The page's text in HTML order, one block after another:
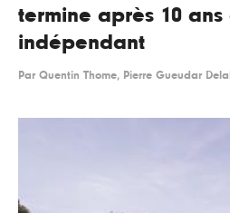
termine après 10
indépendant
Par Quentin Thome, Pierre Gueudar